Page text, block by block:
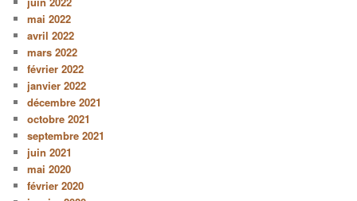
mai 2022
avril 2022
mars 2022
février 2022
janvier 2022
décembre 2021
octobre 2021
septembre 2021
juin 2021
mai 2020
février 2020